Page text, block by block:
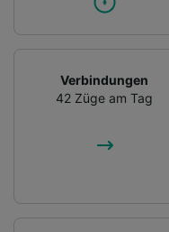
Verbindungen
42 Züge am Tag